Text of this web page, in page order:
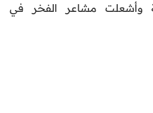
وأشعلت مشاعر الفخر في